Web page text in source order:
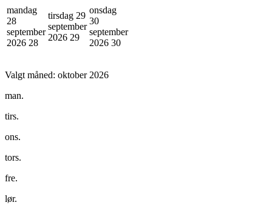
mandag
28
september
2026 28
tirsdag 29
september
2026 29
onsdag
30
september
2026 30
Valgt måned: oktober 2026
man.
tirs.
ons.
tors.
fre.
lør.